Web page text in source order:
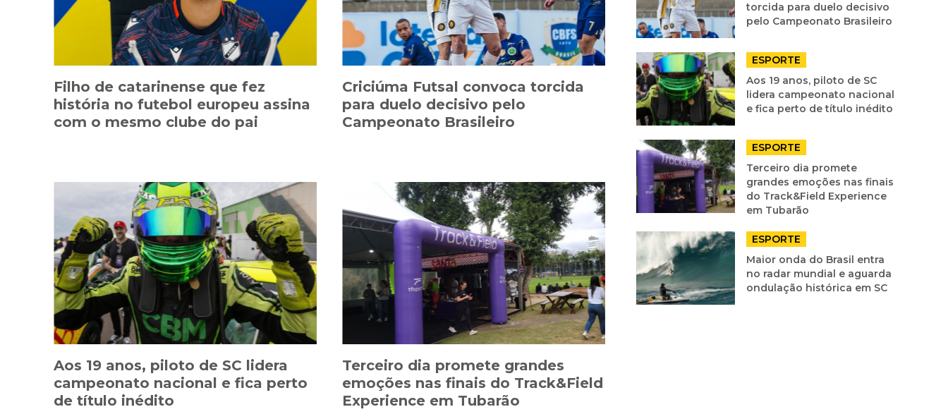
Filho de catarinense que fez
história no futebol europeu assina
com o mesmo clube do pai
Criciúma Futsal convoca torcida
para duelo decisivo pelo
Campeonato Brasileiro
Aos 19 anos, piloto de SC lidera
campeonato nacional e fica perto
de título inédito
Terceiro dia promete grandes
emoções nas finais do Track&Field
Experience em Tubarão
torcida para duelo decisivo
pelo Campeonato Brasileiro
ESPORTE
Aos 19 anos, piloto de SC
lidera campeonato nacional
e fica perto de título inédito
ESPORTE
Terceiro dia promete
grandes emoções nas finais
do Track&Field Experience
em Tubarão
ESPORTE
Maior onda do Brasil entra
no radar mundial e aguarda
ondulação histórica em SC